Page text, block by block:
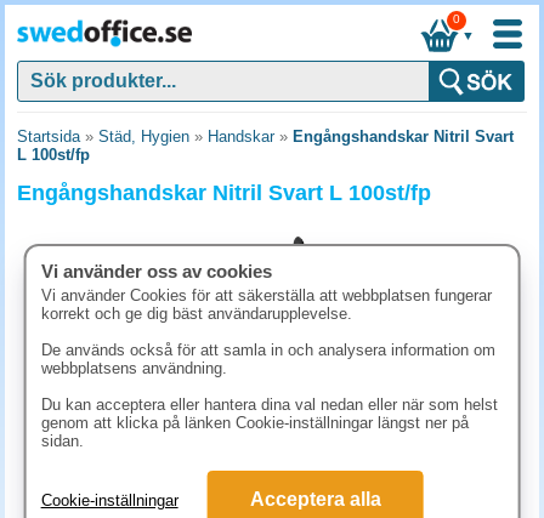
▼
0
Startsida» Städ, Hygien » Handskar» Engångshandskar Nitril Svart
L 100st/fp
Engångshandskar Nitril Svart L 100st/fp
73.80 kr (inkl. moms)
Vi använder oss av cookies
Vi använder Cookies för att säkerställa att webbplatsen fungerar
korrekt och ge dig bäst användarupplevelse.
De används också för att samla in och analysera information om
webbplatsens användning.
Du kan acceptera eller hantera dina val nedan eller när som helst
genom att klicka på länken Cookie-inställningar längst ner på
sidan.
Cookie-inställningar Acceptera alla